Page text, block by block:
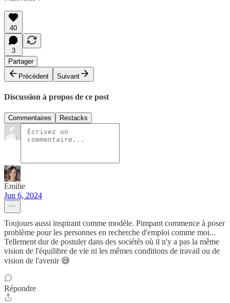
40
3
Partager
Précédent
Suivant
Discussion à propos de ce post
Commentaires Restacks
Emilie
Jun 6, 2024
Toujours aussi inspirant comme modèle. Pimpant commence à poser
problème pour les personnes en recherche d'emploi comme moi...
Tellement dur de postuler dans des sociétés où il n'y a pas la même
vision de l'équilibre de vie ni les mêmes conditions de travail ou de
vision de l'avenir 😅
Répondre